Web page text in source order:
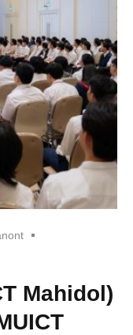
Mahidol)